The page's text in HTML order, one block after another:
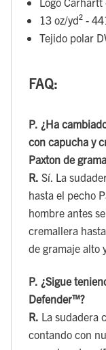
13 oz/yd² -
Tejido polar
FAQ:
P. ¿Ha
con capucha y
Paxton de
R. Sí. La
hasta el pecho
hombre antes
cremallera
de gramaje alto
P. ¿Sigue
Defender™?
R. La sudadera
contando con